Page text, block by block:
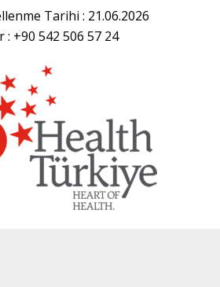
Tarihi : 21.06.2026
: +90 542 506 57 24